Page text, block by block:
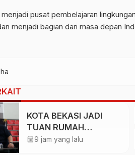
menjadi pusat pembelajaran
menjadi bagian dari masa depan
KOTA BEKASI JADI
TUAN RUMAH
KEJURNAS MUAY THAI
calendar_month9 jam yang lalu